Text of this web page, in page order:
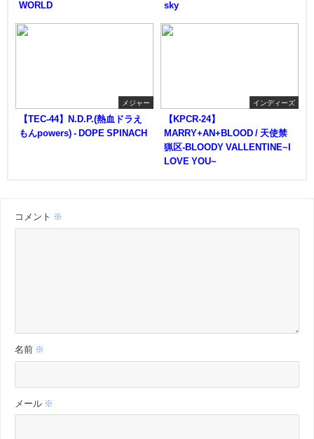
WORLD
sky
メジャー
【TEC-44】N.D.P.(熱血ドラえ
もんpowers) - DOPE SPINACH
インディーズ
【KPCR-24】
MARRY+AN+BLOOD / 天使禁
猟区-BLOODY VALLENTINE~I
LOVE YOU~
コメント ※
名前 ※
メール ※